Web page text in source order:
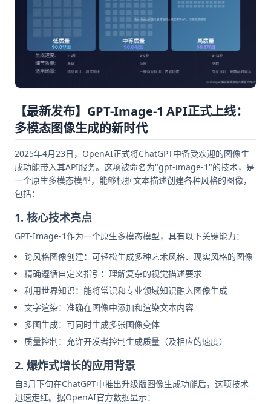
【最新发布】GPT-Image-1 API正式上线：
多模态图像生成的新时代
2025年4月23日，OpenAI正式将ChatGPT中备受欢迎的图像生
成功能带入其API服务。这项被命名为"gpt-image-1"的技术，是
一个原生多模态模型，能够根据文本描述创建各种风格的图像，
包括：
1. 核心技术亮点
GPT-Image-1作为一个原生多模态模型，具有以下关键能力：
跨风格图像创建：可轻松生成多种艺术风格、现实风格的图像
精确遵循自定义指引：理解复杂的视觉描述要求
利用世界知识：能将常识和专业领域知识融入图像生成
文字渲染：准确在图像中添加和渲染文本内容
多图生成：可同时生成多张图像变体
质量控制：允许开发者控制生成质量（及相应的速度）
2. 爆炸式增长的应用背景
自3月下旬在ChatGPT中推出升级版图像生成功能后，这项技术
迅速走红。据OpenAI官方数据显示：